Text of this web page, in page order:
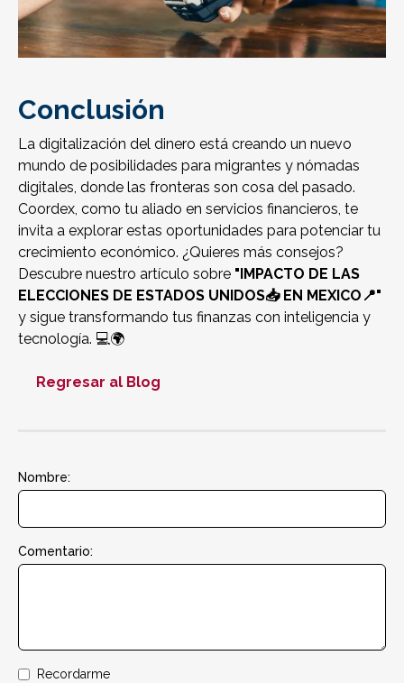
Conclusión
La digitalización del dinero está creando un nuevo
mundo de posibilidades para migrantes y nómadas
digitales, donde las fronteras son cosa del pasado.
Coordex, como tu aliado en servicios financieros, te
invita a explorar estas oportunidades para potenciar tu
crecimiento económico. ¿Quieres más consejos?
Descubre nuestro artículo sobre "IMPACTO DE LAS
ELECCIONES DE ESTADOS UNIDOS📥 EN MEXICO📍"
y sigue transformando tus finanzas con inteligencia y
tecnología. 💻🌍
Regresar al Blog
Nombre:
Comentario:
Recordarme